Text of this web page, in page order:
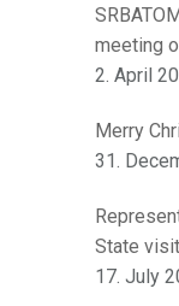
meeting
2. April
Merry
31.
State
Nuclear
17. July